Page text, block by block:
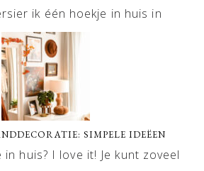
ik één hoekje in huis in
SIMPELE IDEËEN
huis? I love it! Je kunt zoveel